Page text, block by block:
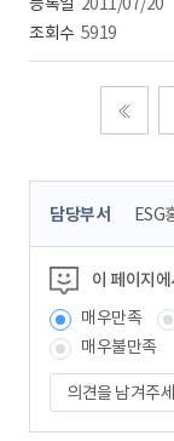
5919
콘
츠
정
보
책
임
자
담당부서 ESG
이 페이지
매우만족
매우불만족
의
견
을